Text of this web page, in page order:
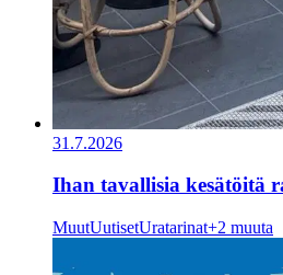
31.7.2026
Ihan tavallisia kesätöitä
MuutUutisetUratarinat+2 muuta